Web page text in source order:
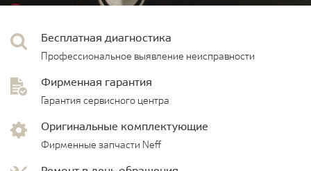
Бесплатная диагностика
Профессиональное выявление неисправности
Фирменная гарантия
Гарантия сервисного центра
Оригинальные комплектующие
Фирменные запчасти Neff